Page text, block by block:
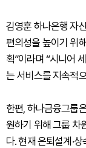
김영훈 하나은행 자
편의성을 높이기 위
획”이라며 “시니어
는 서비스를 지속적
한편, 하나금융그룹
원하기 위해 그룹 차
다. 현재 은퇴설계·